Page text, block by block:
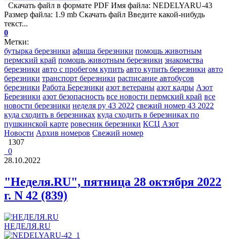
Скачать файл в формате PDF Имя файла: NEDELYARU-43
Размер файла: 1.9 mb Скачать файл Введите какой-нибудь
текст...
0
Метки:
бутырка березники афиша березники помощь животным
пермский край помощь животным березники знакомства
березники авто с пробегом купить авто купить березники авто
березники транспорт березники расписание автобусов
березники Работа Березники азот ветераны азот кадры Азот
Березники азот безопасность все новости пермский край все
новости березники неделя ру 43 2022 свежий номер 43 2022
куда сходить в березниках куда сходить в березниках по
пушкинской карте ровесник березники КСЦ Азот
Новости Архив номеров Свежий номер
1307
0
28.10.2022
"Неделя.RU", пятница 28 октября 2022
г. N 42 (839)
НЕДЕЛЯ.RU